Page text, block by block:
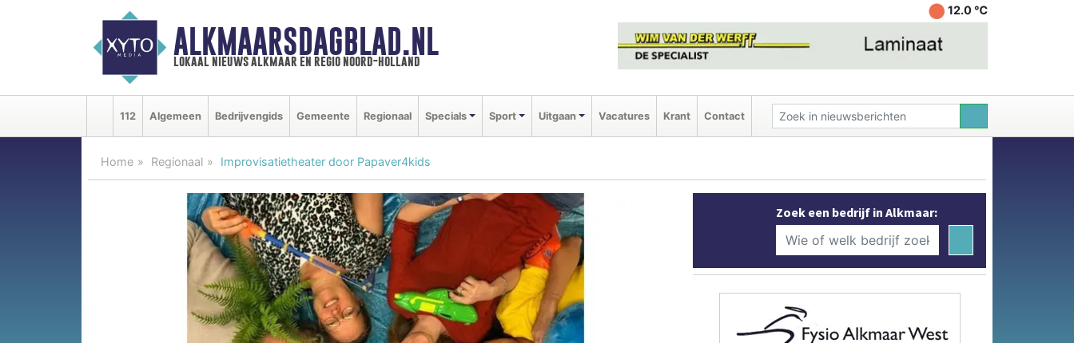
ALKMAARSDAGBLAD.NL
lokaal nieuws alkmaar en regio noord-holland
12.0 ℃
112 Algemeen Bedrijvengids Gemeente Regionaal Specials Sport Uitgaan Vacatures Krant Contact
Home Regionaal Improvisatietheater door Papaver4kids
Zoek een bedrijf in Alkmaar: